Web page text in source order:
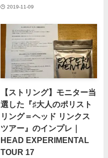
2019-11-09
【ストリング】モニター当
選した『♯大人のポリスト
リング＝ヘッド リンクス
ツアー』のインプレ｜
HEAD EXPERIMENTAL
TOUR 17